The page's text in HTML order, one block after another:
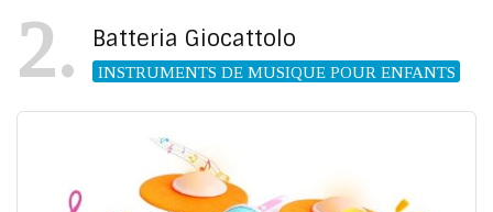
2 Batteria Giocattolo
INSTRUMENTS DE MUSIQUE POUR ENFANTS